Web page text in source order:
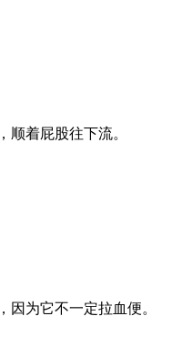
着屁股往下流。
为它不一定拉血便。